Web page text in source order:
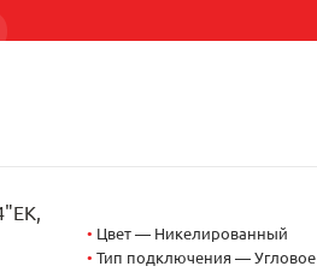
• Цвет — Никелированный
• Тип подключения — Угловое